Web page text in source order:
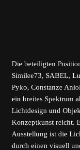
Die beteiligten
Similee73, SABEL,
Pyko, Constanze
ein breites Spektrum
Lichtdesign und
Konzeptkunst reicht.
Ausstellung ist die
durch einen visuell